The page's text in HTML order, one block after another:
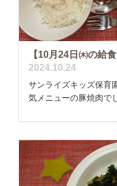
【10月24日㈭の給
2024.10.24
サンライズキッズ保育
気メニューの豚焼肉で